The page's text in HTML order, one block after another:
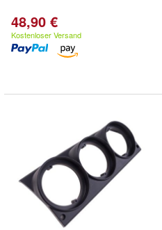
48,90 €
Kostenloser Versand